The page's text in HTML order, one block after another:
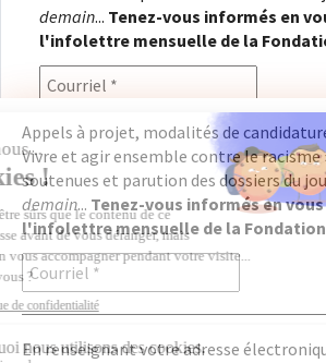
demain... Tenez-vous informés en
l'infolettre mensuelle de la
En renseignant votre adresse
consentez à recevoir l'infolettre de la
Seligmann, conformément à notre
confidentialité. Il vous sera possible
désabonner à tout moment.
Appels à projet, modalités de
Vivre et agir ensemble contre le racisme
soutenues et parution des dossiers du
demain... Tenez-vous informés en
l'infolettre mensuelle de la
En renseignant votre adresse